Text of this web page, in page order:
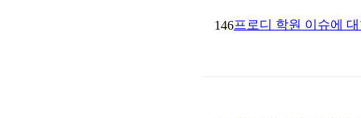
146프로디 학원 이슈에